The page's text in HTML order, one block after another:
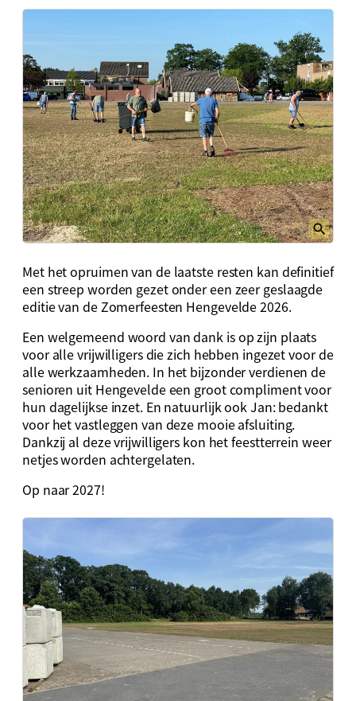
Met het opruimen van de laatste resten kan definitief
een streep worden gezet onder een zeer geslaagde
editie van de Zomerfeesten Hengevelde 2026.
Een welgemeend woord van dank is op zijn plaats
voor alle vrijwilligers die zich hebben ingezet voor de
alle werkzaamheden. In het bijzonder verdienen de
senioren uit Hengevelde een groot compliment voor
hun dagelijkse inzet. En natuurlijk ook Jan: bedankt
voor het vastleggen van deze mooie afsluiting.
Dankzij al deze vrijwilligers kon het feestterrein weer
netjes worden achtergelaten.
Op naar 2027!